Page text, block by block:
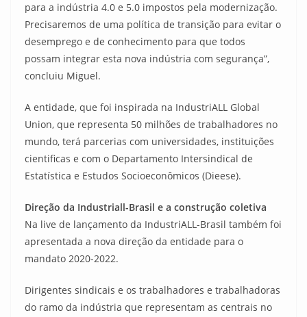
para a indústria 4.0 e 5.0 impostos pela modernização.
Precisaremos de uma política de transição para evitar o
desemprego e de conhecimento para que todos
possam integrar esta nova indústria com segurança”,
concluiu Miguel.
A entidade, que foi inspirada na IndustriALL Global
Union, que representa 50 milhões de trabalhadores no
mundo, terá parcerias com universidades, instituições
cientificas e com o Departamento Intersindical de
Estatística e Estudos Socioeconômicos (Dieese).
Direção da Industriall-Brasil e a construção coletiva
Na live de lançamento da IndustriALL-Brasil também foi
apresentada a nova direção da entidade para o
mandato 2020-2022.
Dirigentes sindicais e os trabalhadores e trabalhadoras
do ramo da indústria que representam as centrais no